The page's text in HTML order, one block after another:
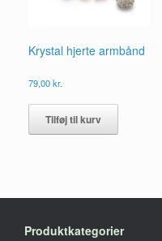
Krystal hjerte armbånd
79,00kr.
Tilføj til kurv
Produktkategorier